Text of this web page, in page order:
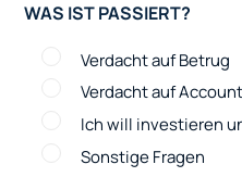
WAS IST PASSIERT?
Verdacht auf Betrug
Verdacht auf
Ich will investieren
Sonstige Fragen